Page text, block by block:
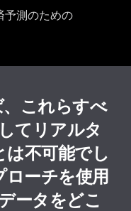
予測のための
これらすべ
てリアルタ
不可能でし
ーチを使用
ータをどこ